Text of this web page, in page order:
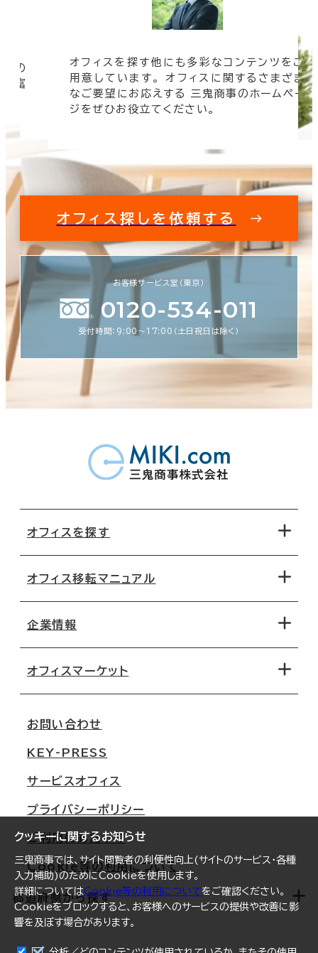
クッキーに関するお知らせ
三鬼商事では、サイト閲覧者の利便性向上(サイトのサービス・各種
入力補助)のためにCookieを使用します。
詳細についてはCookie等の利用についてをご確認ください。
Cookieをブロックすると、お客様へのサービスの提供や改善に影
響を及ぼす場合があります。
の
豊富
オフィスを探す他にも多彩なコンテンツをご
用意しています。 オフィスに関するさまざま
なご要望にお応えする 三鬼商事のホームペー
ジをぜひお役立てください。
オフィス探しを依頼する
お客様サービス室（東京）
0120-534-011
受付時間：9:00〜17:00（土日祝日は除く）
オフィスを探す
地図から探す
路線・駅から探す
オフィス移転マニュアル
移転コストシミュレーション
移転スケジュール
オフィス移転Q&A
企業情報
オフィスマーケット
大阪
名古屋
札幌
仙台
横浜
福岡
オフィスリポート
ログイン
お問い合わせ
KEY-PRESS
サービスオフィス
プライバシーポリシー
ご利用にあたって
Cookie等の利用について
都道府県から探す